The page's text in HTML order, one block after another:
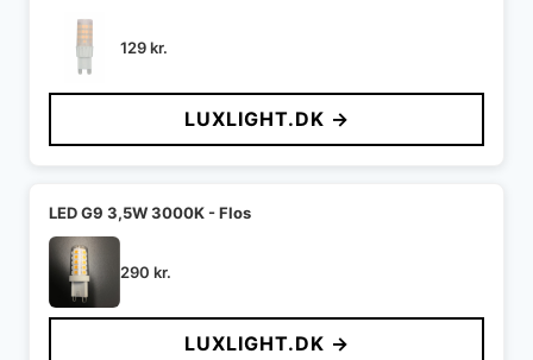
129kr.
LUXLIGHT.DK →
LED G9 3,5W 3000K - Flos
290 kr.
LUXLIGHT.DK →